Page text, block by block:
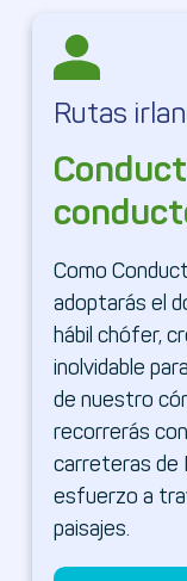
Rutas
Como
adoptarás el
hábil chófer,
inolvidable
de nuestro
recorrerás
carreteras de
esfuerzo a
paisajes.